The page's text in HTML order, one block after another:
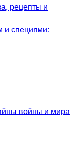
рецепты и
и специями:
войны и мира